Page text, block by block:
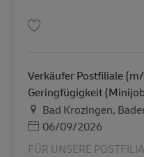
Verkäufer Postfiliale
Geringfügigkeit
สถานที่
Bad Krozingen,
Posted Date
06/09/2026
FÜR UNSERE